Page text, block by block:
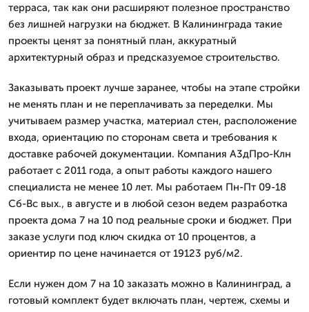
терраса, так как они расширяют полезное пространство
без лишней нагрузки на бюджет. В Калининграда такие
проекты ценят за понятный план, аккуратный
архитектурный образ и предсказуемое строительство.
Заказывать проект лучше заранее, чтобы на этапе стройки
не менять план и не переплачивать за переделки. Мы
учитываем размер участка, материал стен, расположение
входа, ориентацию по сторонам света и требования к
доставке рабочей документации. Компания А3дПро-Клн
работает с 2011 года, а опыт работы каждого нашего
специалиста не менее 10 лет. Мы работаем Пн-Пт 09-18
Сб-Вс вых., в августе и в любой сезон ведем разработка
проекта дома 7 на 10 под реальные сроки и бюджет. При
заказе услуги под ключ скидка от 10 процентов, а
ориентир по цене начинается от 19123 руб/м2.
Если нужен дом 7 на 10 заказать можно в Калининград, а
готовый комплект будет включать план, чертеж, схемы и